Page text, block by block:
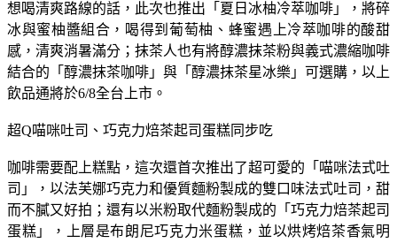
想喝清爽路線的話，此次也推出「夏日冰柚冷萃咖啡」，將碎
冰與蜜柚醬組合，喝得到葡萄柚、蜂蜜遇上冷萃咖啡的酸甜
感，清爽消暑滿分；抹茶人也有將醇濃抹茶粉與義式濃縮咖啡
結合的「醇濃抹茶咖啡」與「醇濃抹茶星冰樂」可選購，以上
飲品通將於6/8全台上市。
超Q喵咪吐司、巧克力焙茶起司蛋糕同步吃
咖啡需要配上糕點，這次還首次推出了超可愛的「喵咪法式吐
司」，以法芙娜巧克力和優質麵粉製成的雙口味法式吐司，甜
而不膩又好拍；還有以米粉取代麵粉製成的「巧克力焙茶起司
蛋糕」，上層是布朗尼巧克力米蛋糕，並以烘烤焙茶香氣明